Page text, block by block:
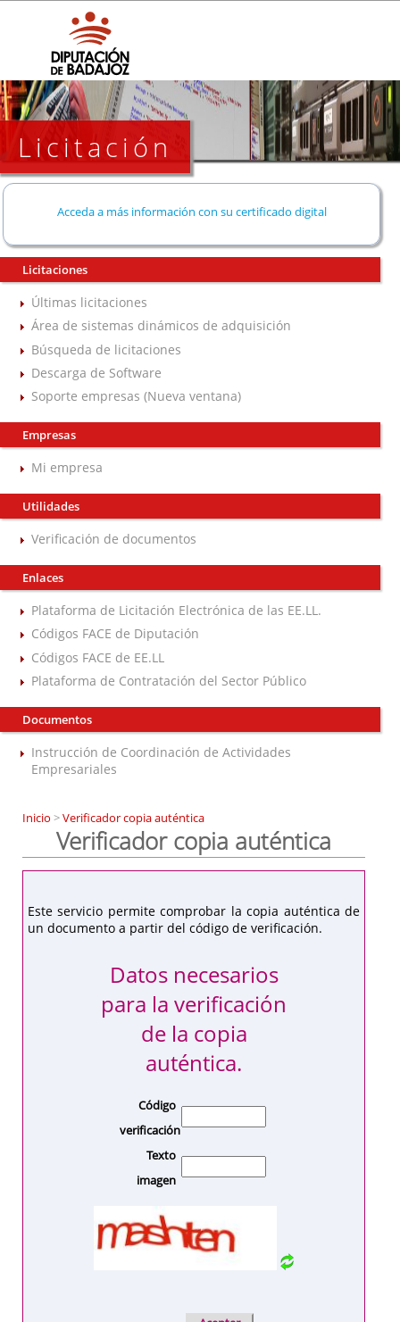
Licitación
Acceda a más información con su certificado digital
Licitaciones
Últimas licitaciones
Área de sistemas dinámicos de adquisición
Búsqueda de licitaciones
Descarga de Software
Soporte empresas (Nueva ventana)
Empresas
Mi empresa
Utilidades
Verificación de documentos
Enlaces
Plataforma de Licitación Electrónica de las EE.LL.
Códigos FACE de Diputación
Códigos FACE de EE.LL
Plataforma de Contratación del Sector Público
Documentos
Instrucción de Coordinación de Actividades
Empresariales
Inicio >Verificador copia auténtica
Verificador copia auténtica
Este servicio permite comprobar la copia auténtica de
un documento a partir del código de verificación.
Datos necesarios
para la verificación
de la copia
auténtica.
Código
verificación
Texto
imagen